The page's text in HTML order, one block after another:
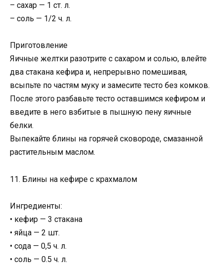
– сахар — 1 ст. л.
– соль — 1/2 ч. л.
Приготовление
Яичные желтки разотрите с сахаром и солью, влейте
два стакана кефира и, непрерывно помешивая,
всыпьте по частям муку и замесите тесто без комков.
После этого разбавьте тесто оставшимся кефиром и
введите в него взбитые в пышную пену яичные
белки.
Выпекайте блины на горячей сковороде, смазанной
растительным маслом.
11. Блины на кефире с крахмалом
Ингредиенты:
• кефир — 3 стакана
• яйца — 2 шт.
• сода — 0,5 ч. л.
• соль — 0.5 ч. л.